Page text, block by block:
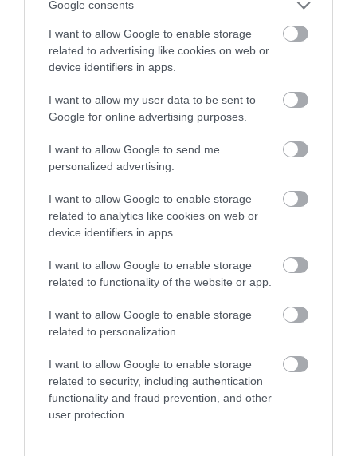
Google consents
I want to allow Google to enable storage
related to advertising like cookies on web or
device identifiers in apps.
I want to allow my user data to be sent to
Google for online advertising purposes.
I want to allow Google to send me
personalized advertising.
I want to allow Google to enable storage
related to analytics like cookies on web or
device identifiers in apps.
I want to allow Google to enable storage
related to functionality of the website or app.
I want to allow Google to enable storage
related to personalization.
I want to allow Google to enable storage
related to security, including authentication
functionality and fraud prevention, and other
user protection.
υπογούφερ, ένα front + sub σύστημα καναλιών δέντρων
χρησιμοποιώντας τα εμπρός και πίσω ενσωματωμένα
φίλτρα που περιλαμβάνουν επίσης ένα κύκλωμα
ενίσχυσης μπάσων και ένα υποηχητικό φίλτρο.
Output Power
VDC, THD 1%
4 Ch: 120 W x 4 (4 Ω)
W x 1 (4 Ω)
3 Ch:
220 W x 2 (4 Ω) + 440
W x 1 (4 Ω)
2 Ch: